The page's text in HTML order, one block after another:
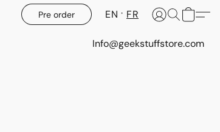
Pre order EN FR
Info@geekstuffstore.com